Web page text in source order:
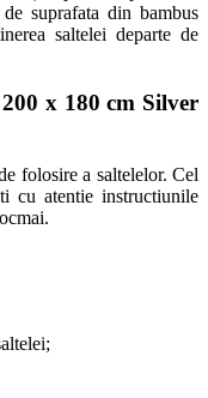
suprafata din bambus
saltelei departe de
x 180 cm Silver
folosire a saltelelor. Cel
cu atentie instructiunile